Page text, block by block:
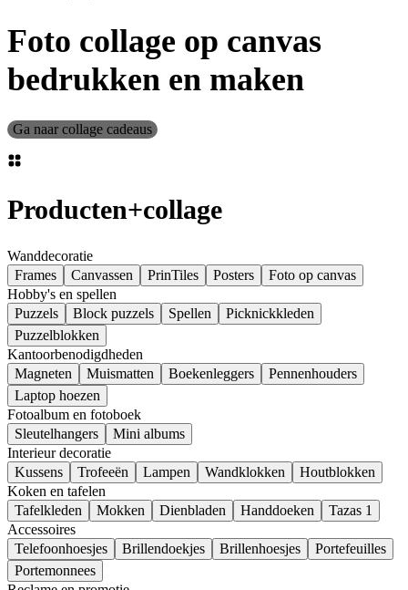
Foto collage op canvas
bedrukken en maken
Ga naar collage cadeaus
Producten+collage
Wanddecoratie
Frames
Canvassen PrinTiles Posters
Foto op canvas
Hobby's en spellen
Puzzels
Block puzzels Spellen
Picknickkleden
Puzzelblokken
Kantoorbenodigdheden
Magneten
Muismatten Boekenleggers
Pennenhouders
Laptop hoezen
Fotoalbum en fotoboek
Sleutelhangers
Mini albums
Interieur decoratie
Kussens
Trofeeën Lampen Wandklokken
Houtblokken
Koken en tafelen
Tafelkleden
Mokken Dienbladen Handdoeken
Tazas 1
Accessoires
Telefoonhoesjes
Brillendoekjes Brillenhoesjes
Portefeuilles
Portemonnees